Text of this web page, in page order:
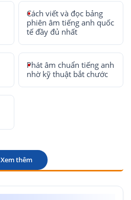
Cách viết và đọc bảng
phiên âm tiếng anh quốc
tế đầy đủ nhất
Phát âm chuẩn tiếng anh
nhờ kỹ thuật bắt chước
Xem thêm